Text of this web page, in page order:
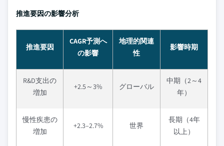
推進要因の影響分析
推進要因
CAGR予測へ
の影響
地理的関連
性
影響時期
R&D支出の
増加
+2.5～3% グローバル
中期（2～4
年）
慢性疾患の
増加
+2.3–2.7% 世界
長期（4年
以上）